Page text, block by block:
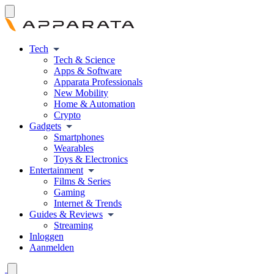
Tech
Tech & Science
Apps & Software
Apparata Professionals
New Mobility
Home & Automation
Crypto
Gadgets
Smartphones
Wearables
Toys & Electronics
Entertainment
Films & Series
Gaming
Internet & Trends
Guides & Reviews
Streaming
Inloggen
Aanmelden